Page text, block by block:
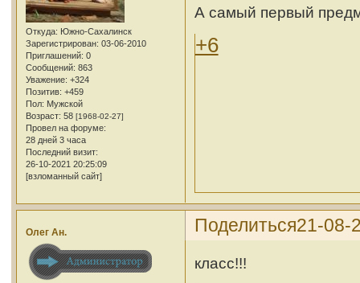
Откуда: Южно-Сахалинск
Зарегистрирован: 03-06-2010
Приглашений: 0
Сообщений: 863
Уважение: +324
Позитив: +459
Пол: Мужской
Возраст: 58 [1968-02-27]
Провел на форуме:
28 дней 3 часа
Последний визит:
26-10-2021 20:25:09
[взломанный сайт]
А самый первый
+6
Поделиться21-08-
Олег Ан.
класс!!!